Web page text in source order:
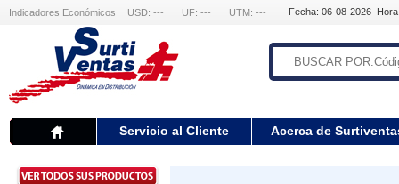
Indicadores Económicos USD: --- UF: --- UTM: --- Fecha: 06-08-2026
Servicio al Cliente Acerca de